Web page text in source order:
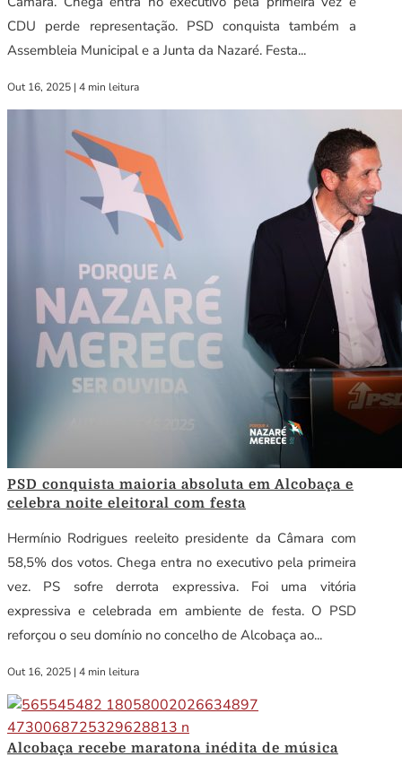
CDU perde representação. PSD conquista também a
Assembleia Municipal e a Junta da Nazaré. Festa...
Out 16, 2025 | 4 min leitura
PSD conquista maioria absoluta em Alcobaça e
celebra noite eleitoral com festa
Hermínio Rodrigues reeleito presidente da Câmara com
58,5% dos votos. Chega entra no executivo pela primeira
vez. PS sofre derrota expressiva. Foi uma vitória
expressiva e celebrada em ambiente de festa. O PSD
reforçou o seu domínio no concelho de Alcobaça ao...
Out 16, 2025 | 4 min leitura
Alcobaça recebe maratona inédita de música